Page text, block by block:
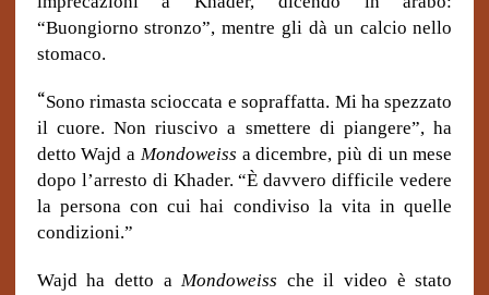
“Buongiorno stronzo”, mentre gli dà un calcio nello
stomaco.
“Sono rimasta scioccata e sopraffatta. Mi ha spezzato
il cuore. Non riuscivo a smettere di piangere”, ha
detto Wajd a Mondoweiss a dicembre, più di un mese
dopo l’arresto di Khader. “È davvero difficile vedere
la persona con cui hai condiviso la vita in quelle
condizioni.”
Wajd ha detto aMondoweiss che il video è stato